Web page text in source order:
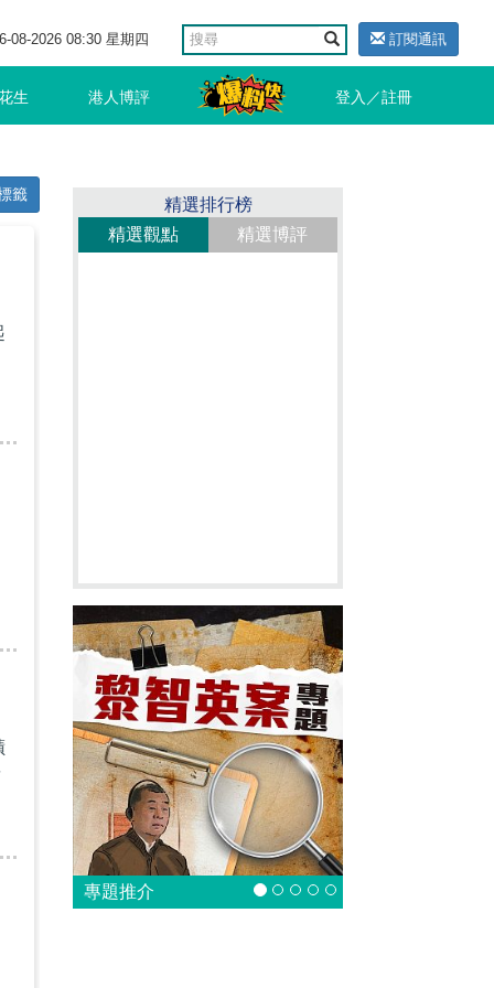
08-2026 08:30 星期四 訂閱通訊
生 港人博評 登入／註冊
籤
精選排行榜
精選觀點
精選博評
專題推介